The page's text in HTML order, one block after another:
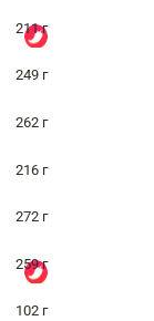
211 г
249 г
262 г
216 г
272 г
259 г
102 г